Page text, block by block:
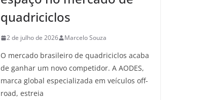
quadriciclos
2 de julho de 2026 Marcelo Souza
O mercado brasileiro de quadriciclos acaba
de ganhar um novo competidor. A AODES,
marca global especializada em veículos off-
road, estreia